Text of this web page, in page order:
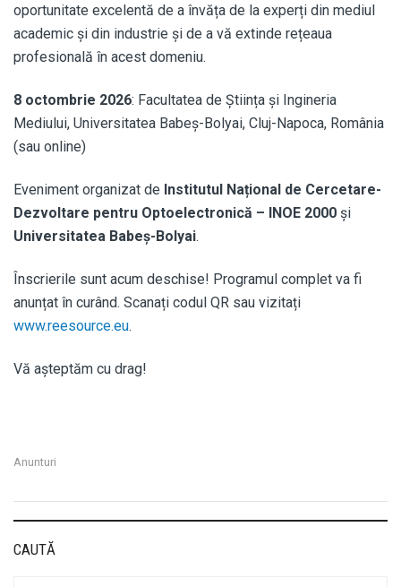
oportunitate excelentă de a învăța de la experți din mediul
academic și din industrie și de a vă extinde rețeaua
profesională în acest domeniu.
8 octombrie 2026: Facultatea de Știința și Ingineria
Mediului, Universitatea Babeș-Bolyai, Cluj-Napoca, România
(sau online)
Eveniment organizat de Institutul Național de Cercetare-
Dezvoltare pentru Optoelectronică – INOE 2000 și
Universitatea Babeș-Bolyai.
Înscrierile sunt acum deschise! Programul complet va fi
anunțat în curând. Scanați codul QR sau vizitați
www.reesource.eu.
Vă așteptăm cu drag!
Anunturi
CAUTĂ